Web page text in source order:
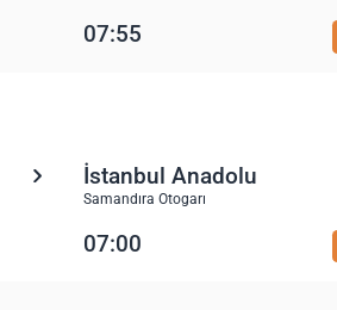
07:55
İstanbul Anadolu
Samandıra Otogarı
07:00